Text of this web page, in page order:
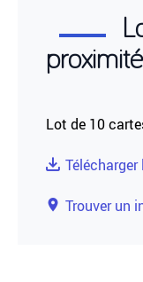
Lot de 10
Trouver un